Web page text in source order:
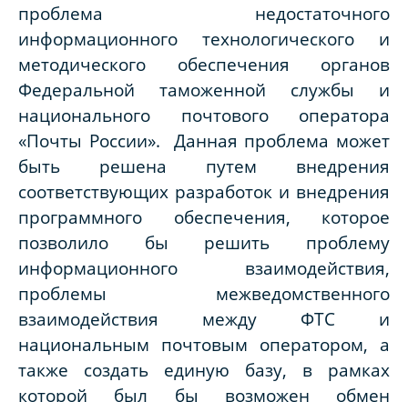
проблема недостаточного
информационного технологического и
методического обеспечения органов
Федеральной таможенной службы и
национального почтового оператора
«Почты России». Данная проблема может
быть решена путем внедрения
соответствующих разработок и внедрения
программного обеспечения, которое
позволило бы решить проблему
информационного взаимодействия,
проблемы межведомственного
взаимодействия между ФТС и
национальным почтовым оператором, а
также создать единую базу, в рамках
которой был бы возможен обмен